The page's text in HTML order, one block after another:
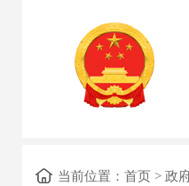
当前位置： 首页> 政